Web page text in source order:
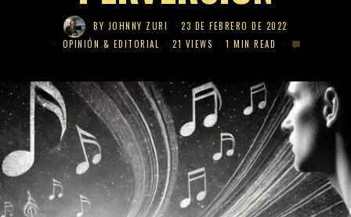
BY JOHNNY ZURI
23 DE FEBRERO DE 2022
OPINIÓN & EDITORIAL
21 VIEWS 1 MIN READ